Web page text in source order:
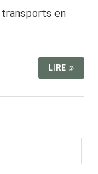
en
LIRE